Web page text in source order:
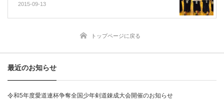
2015-09-13
トップページに戻る
最近のお知らせ
令和5年度愛道連杯争奪全国少年剣道錬成大会開催のお知らせ